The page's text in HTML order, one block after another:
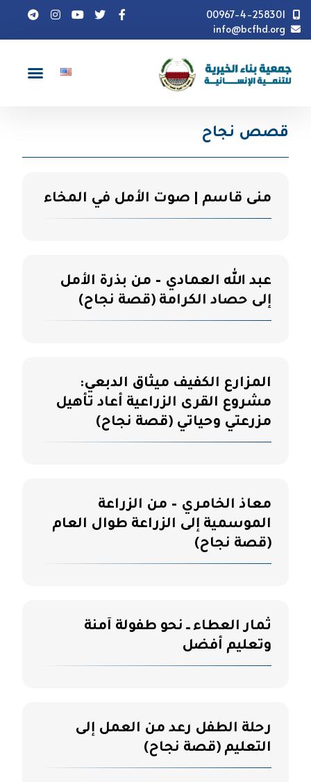
00967-4-258301
info@bcfhd.org
قصص نجاح
قصص نجاح
منى قاسم | صوت الأمل في المخاء
عبد الله العمادي – من بذرة الأمل
إلى حصاد الكرامة (قصة نجاح)
المزارع الكفيف ميثاق الدبعي:
مشروع القرى الزراعية أعاد تأهيل
مزرعتي وحياتي (قصة نجاح)
معاذ الخامري – من الزراعة
الموسمية إلى الزراعة طوال العام
(قصة نجاح)
ثمار العطاء ــ نحو طفولة آمنة
وتعليم أفضل
رحلة الطفل رعد من العمل إلى
التعليم (قصة نجاح)